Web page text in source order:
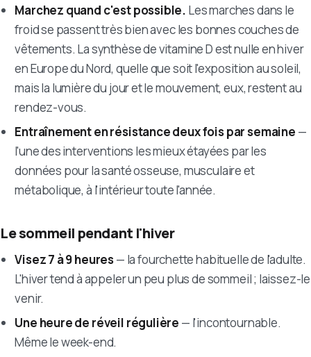
Marchez quand c'est possible. Les marches dans le
froid se passent très bien avec les bonnes couches de
vêtements. La synthèse de vitamine D est nulle en hiver
en Europe du Nord, quelle que soit l'exposition au soleil,
mais la lumière du jour et le mouvement, eux, restent au
rendez-vous.
Entraînement en résistance deux fois par semaine —
l'une des interventions les mieux étayées par les
données pour la santé osseuse, musculaire et
métabolique, à l'intérieur toute l'année.
Le sommeil pendant l'hiver
Visez 7 à 9 heures— la fourchette habituelle de l'adulte.
L'hiver tend à appeler un peu plus de sommeil ; laissez-le
venir.
Une heure de réveil régulière — l'incontournable.
Même le week-end.